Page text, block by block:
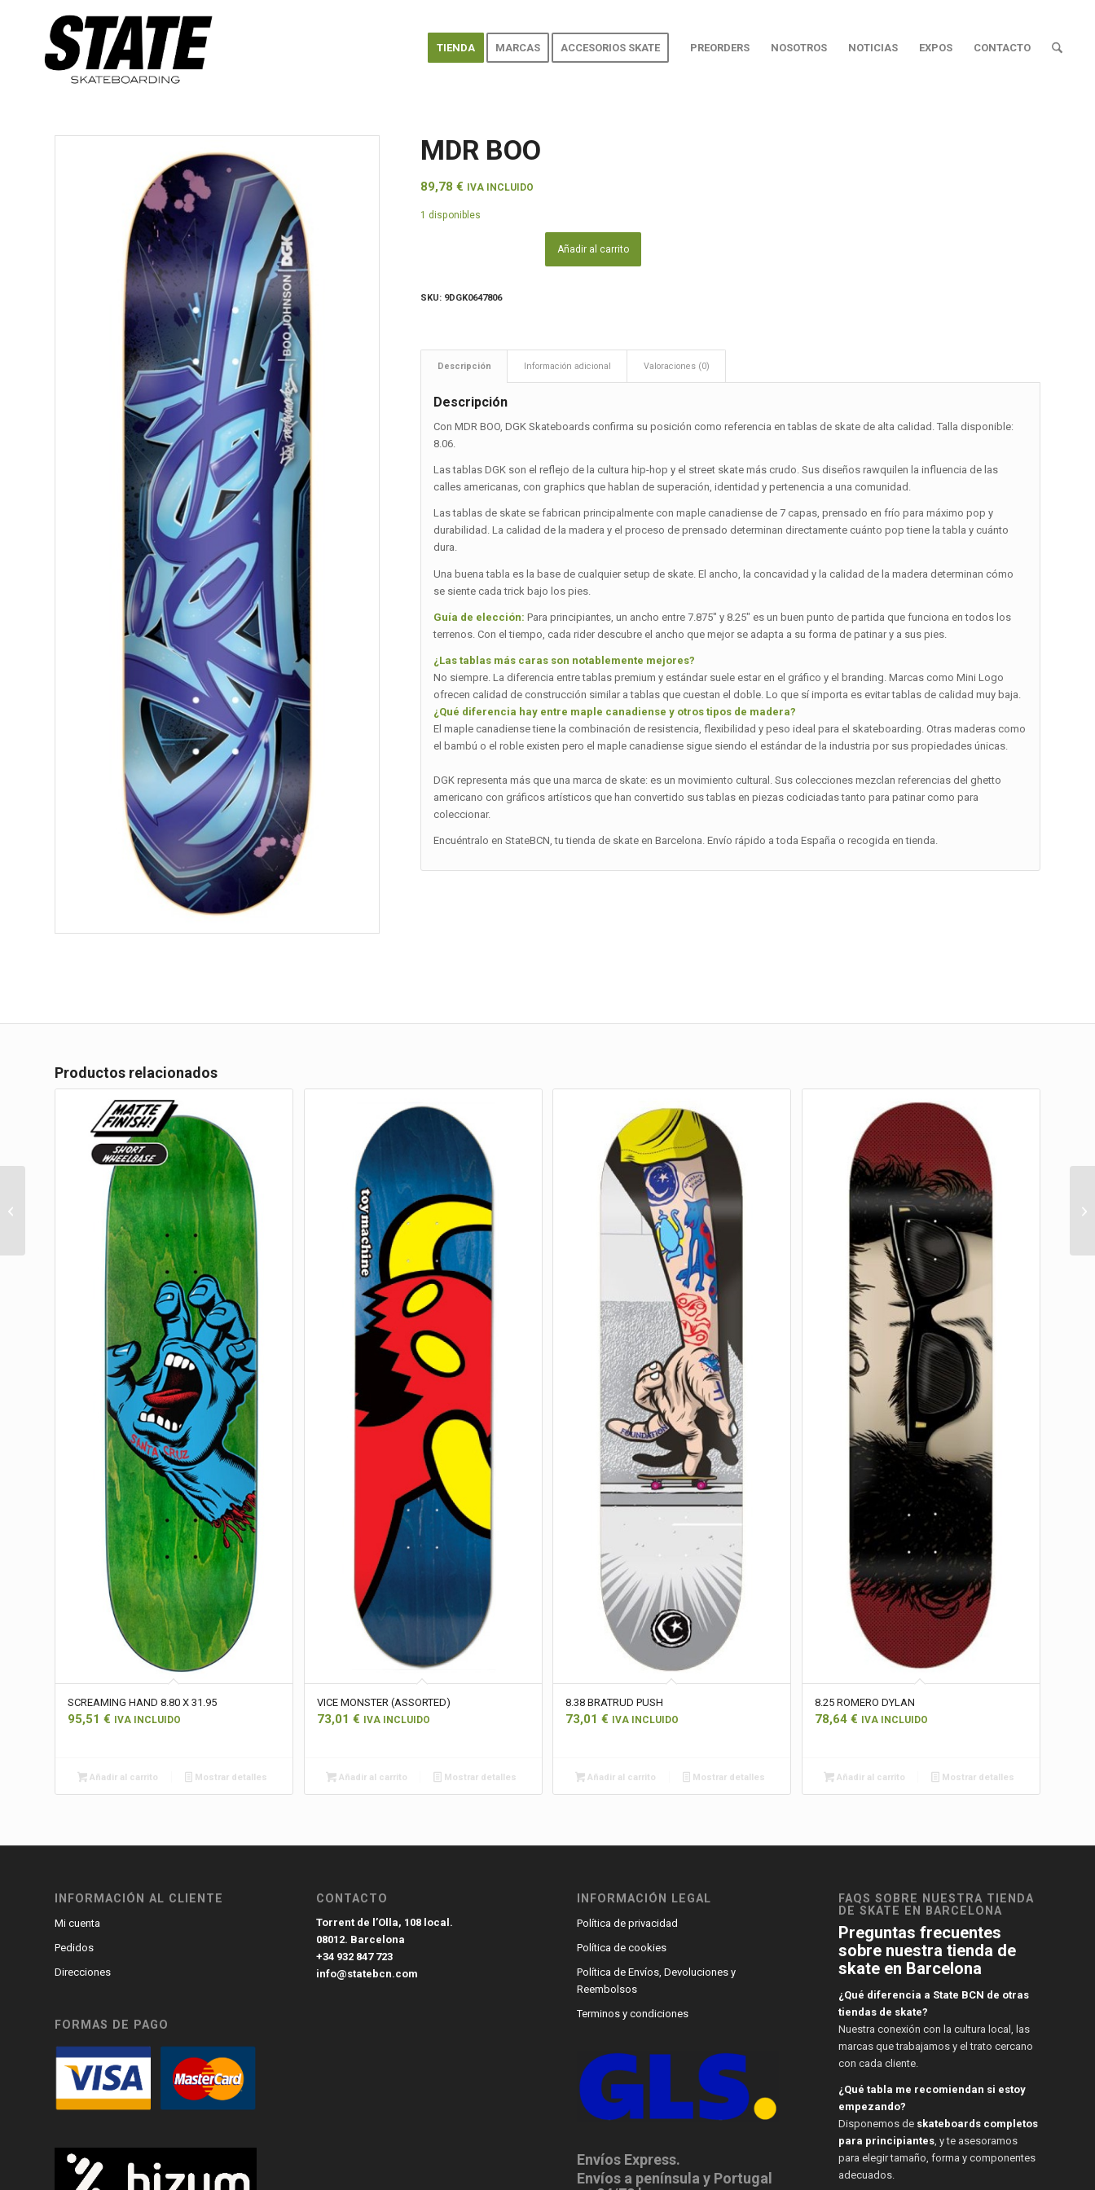
TIENDA MARCAS ACCESORIOS SKATE PREORDERS NOSOTROS NOTICIAS EXPOS CONTACTO
MDR BOO
89,78€ IVA INCLUIDO
1 disponibles
Añadir al carrito
SKU: 9DGK0647806
Descripción Información adicional Valoraciones (0)
Descripción
Con MDR BOO, DGK Skateboards confirma su posición como referencia en tablas de skate de alta calidad. Talla disponible:
8.06.
Las tablas DGK son el reflejo de la cultura hip-hop y el street skate más crudo. Sus diseños rawquilen la influencia de las
calles americanas, con graphics que hablan de superación, identidad y pertenencia a una comunidad.
Las tablas de skate se fabrican principalmente con maple canadiense de 7 capas, prensado en frío para máximo pop y
durabilidad. La calidad de la madera y el proceso de prensado determinan directamente cuánto pop tiene la tabla y cuánto
dura.
Una buena tabla es la base de cualquier setup de skate. El ancho, la concavidad y la calidad de la madera determinan cómo
se siente cada trick bajo los pies.
Guía de elección: Para principiantes, un ancho entre 7.875″ y 8.25″ es un buen punto de partida que funciona en todos los
terrenos. Con el tiempo, cada rider descubre el ancho que mejor se adapta a su forma de patinar y a sus pies.
¿Las tablas más caras son notablemente mejores?
No siempre. La diferencia entre tablas premium y estándar suele estar en el gráfico y el branding. Marcas como Mini Logo
ofrecen calidad de construcción similar a tablas que cuestan el doble. Lo que sí importa es evitar tablas de calidad muy baja.
¿Qué diferencia hay entre maple canadiense y otros tipos de madera?
El maple canadiense tiene la combinación de resistencia, flexibilidad y peso ideal para el skateboarding. Otras maderas como
el bambú o el roble existen pero el maple canadiense sigue siendo el estándar de la industria por sus propiedades únicas.
DGK representa más que una marca de skate: es un movimiento cultural. Sus colecciones mezclan referencias del ghetto
americano con gráficos artísticos que han convertido sus tablas en piezas codiciadas tanto para patinar como para
coleccionar.
Encuéntralo en StateBCN, tu tienda de skate en Barcelona. Envío rápido a toda España o recogida en tienda.
Productos relacionados
SCREAMING HAND 8.80 X 31.95
95,51 € IVA INCLUIDO
Añadir al carrito Mostrar detalles
VICE MONSTER (ASSORTED)
73,01 € IVA INCLUIDO
Añadir al carrito Mostrar detalles
8.38 BRATRUD PUSH
73,01€ IVA INCLUIDO
Añadir al carrito Mostrar detalles
8.25 ROMERO DYLAN
78,64 € IVA INCLUIDO
Añadir al carrito Mostrar detalles
INFORMACIÓN AL CLIENTE
Mi cuenta
Pedidos
Direcciones
FORMAS DE PAGO
CONTACTO
Torrent de l’Olla, 108 local.
08012. Barcelona
+34 932 847 723
info@statebcn.com
INFORMACIÓN LEGAL
Política de privacidad
Política de cookies
Política de Envíos, Devoluciones y
Reembolsos
Terminos y condiciones
Envíos Express.
Envíos a península y Portugal
FAQS SOBRE NUESTRA TIENDA
DE SKATE EN BARCELONA
Preguntas frecuentes
sobre nuestra tienda de
skate en Barcelona
¿Qué diferencia a State BCN de otras
tiendas de skate?
Nuestra conexión con la cultura local, las
marcas que trabajamos y el trato cercano
con cada cliente.
¿Qué tabla me recomiendan si estoy
empezando?
Disponemos de skateboards completos
para principiantes, y te asesoramos
para elegir tamaño, forma y componentes
adecuados.